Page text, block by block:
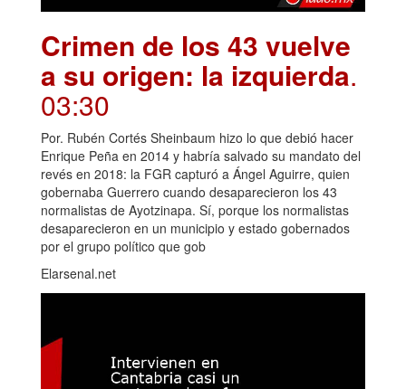
Crimen de los 43 vuelve
a su origen: la izquierda.
03:30
Por. Rubén Cortés Sheinbaum hizo lo que debió hacer
Enrique Peña en 2014 y habría salvado su mandato del
revés en 2018: la FGR capturó a Ángel Aguirre, quien
gobernaba Guerrero cuando desaparecieron los 43
normalistas de Ayotzinapa. Sí, porque los normalistas
desaparecieron en un municipio y estado gobernados
por el grupo político que gob
Elarsenal.net